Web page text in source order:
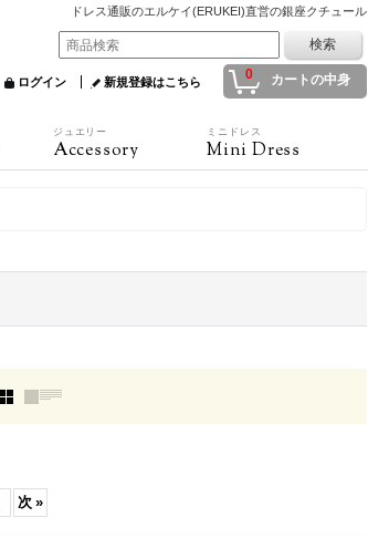
ドレス通販のエルケイ(ERUKEI)直営の銀座クチュール
0 カートの中身
ログイン 新規登録はこちら
ジュエリー
Accessory
ミニドレス
Mini Dress
次 »